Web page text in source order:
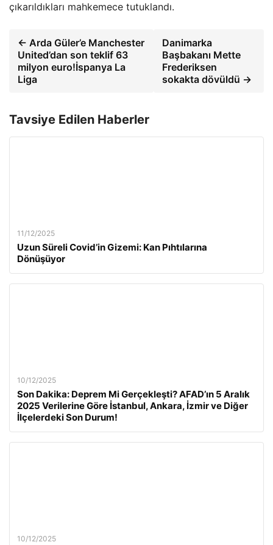
çıkarıldıkları mahkemece tutuklandı.
← Arda Güler’e Manchester
United’dan son teklif 63
milyon euro!İspanya La
Liga
Danimarka
Başbakanı Mette
Frederiksen
sokakta dövüldü →
Tavsiye Edilen Haberler
11/12/2025
Uzun Süreli Covid’in Gizemi: Kan Pıhtılarına
Dönüşüyor
10/12/2025
Son Dakika: Deprem Mi Gerçekleşti? AFAD’ın 5 Aralık
2025 Verilerine Göre İstanbul, Ankara, İzmir ve Diğer
İlçelerdeki Son Durum!
10/12/2025